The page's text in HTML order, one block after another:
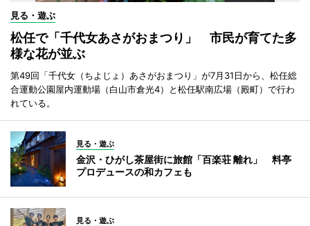
見る・遊ぶ
松任で「千代女あさがおまつり」 市民が育てた多
様な花が並ぶ
第49回「千代女（ちよじょ）あさがおまつり」が7月31日から、松任総
合運動公園屋内運動場（白山市倉光4）と松任駅南広場（殿町）で行わ
れている。
見る・遊ぶ
金沢・ひがし茶屋街に旅館「百楽荘 離れ」 料亭
プロデュースの和カフェも
見る・遊ぶ